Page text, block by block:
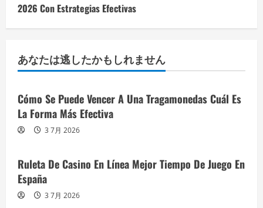
2026 Con Estrategias Efectivas
あなたは逃したかもしれません
Cómo Se Puede Vencer A Una Tragamonedas Cuál Es
La Forma Más Efectiva
3 7月 2026
Ruleta De Casino En Línea Mejor Tiempo De Juego En
España
3 7月 2026